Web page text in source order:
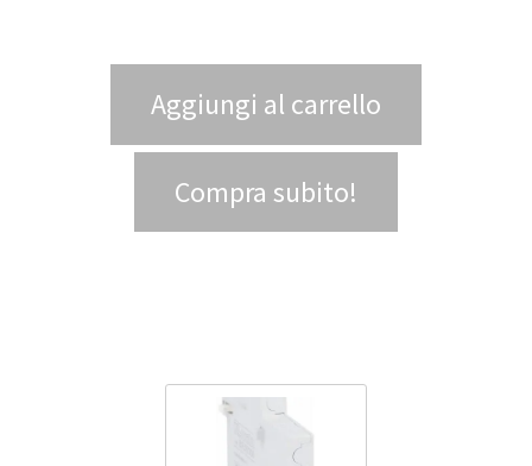
Aggiungi al carrello
Compra subito!